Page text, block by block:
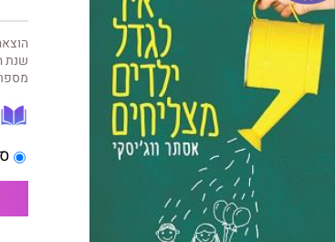
שנת